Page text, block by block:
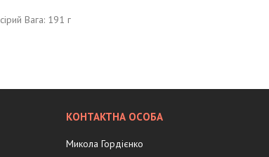
Вага: 191 г
Микола Гордієнко